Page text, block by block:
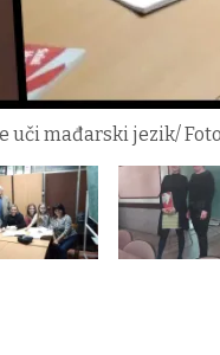
uči mađarski jezik/